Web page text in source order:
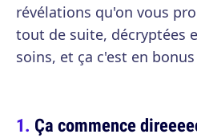
révélations qu'on vous
tout de suite, décryptées
soins, et ça c'est en bonus
Ça commence